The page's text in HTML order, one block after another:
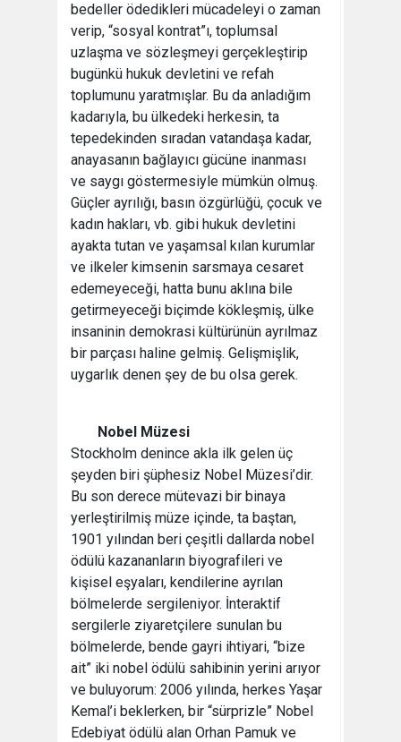
bedeller ödedikleri mücadeleyi o zaman
verip, “sosyal kontrat”ı, toplumsal
uzlaşma ve sözleşmeyi gerçekleştirip
bugünkü hukuk devletini ve refah
toplumunu yaratmışlar. Bu da anladığım
kadarıyla, bu ülkedeki herkesin, ta
tepedekinden sıradan vatandaşa kadar,
anayasanın bağlayıcı gücüne inanması
ve saygı göstermesiyle mümkün olmuş.
Güçler ayrılığı, basın özgürlüğü, çocuk ve
kadın hakları, vb. gibi hukuk devletini
ayakta tutan ve yaşamsal kılan kurumlar
ve ilkeler kimsenin sarsmaya cesaret
edemeyeceği, hatta bunu aklına bile
getirmeyeceği biçimde kökleşmiş, ülke
insaninin demokrasi kültürünün ayrılmaz
bir parçası haline gelmiş. Gelişmişlik,
uygarlık denen şey de bu olsa gerek.
Nobel Müzesi
Stockholm denince akla ilk gelen üç
şeyden biri şüphesiz Nobel Müzesi’dir.
Bu son derece mütevazi bir binaya
yerleştirilmiş müze içinde, ta baştan,
1901 yılından beri çeşitli dallarda nobel
ödülü kazananların biyografileri ve
kişisel eşyaları, kendilerine ayrılan
bölmelerde sergileniyor. İnteraktif
sergilerle ziyaretçilere sunulan bu
bölmelerde, bende gayri ihtiyari, “bize
ait” iki nobel ödülü sahibinin yerini arıyor
ve buluyorum: 2006 yılında, herkes Yaşar
Kemal’i beklerken, bir “sürprizle” Nobel
Edebiyat ödülü alan Orhan Pamuk ve